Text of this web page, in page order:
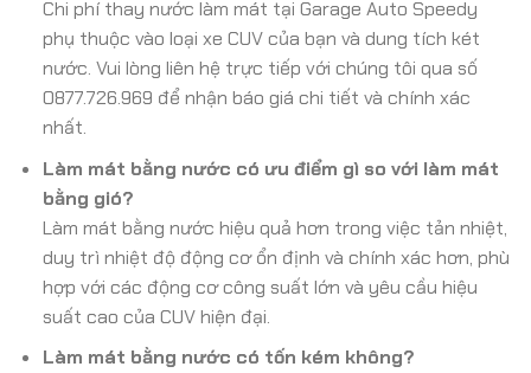
Chi phí thay nước làm mát tại Garage Auto Speedy
phụ thuộc vào loại xe CUV của bạn và dung tích két
nước. Vui lòng liên hệ trực tiếp với chúng tôi qua số
0877.726.969 để nhận báo giá chi tiết và chính xác
nhất.
Làm mát bằng nước có ưu điểm gì so với làm mát
bằng gió?
Làm mát bằng nước hiệu quả hơn trong việc tản nhiệt,
duy trì nhiệt độ động cơ ổn định và chính xác hơn, phù
hợp với các động cơ công suất lớn và yêu cầu hiệu
suất cao của CUV hiện đại.
Làm mát bằng nước có tốn kém không?